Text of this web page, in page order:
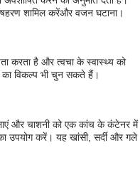
शामिल करेंऔर वजन घटाना।
करता है और त्वचा के स्वास्थ्य को
का विकल्प भी चुन सकते हैं।
और चाशनी को एक कांच के कंटेनर में
उपयोग करें। यह खांसी, सर्दी और गले